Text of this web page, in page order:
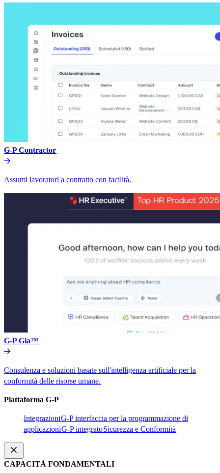
G-P Contractor​​
Assumi lavoratori a contratto con facilità.​​
G-P Gia™​​
Consulenza e soluzioni basate sull'intelligenza artificiale per la
conformità delle risorse umane.​​
Piattaforma G-P​​
Integrazioni​​G-P interfaccia per la programmazione di
applicazioni​​G-P integrato​​Sicurezza e Conformità​​
CAPACITÀ FONDAMENTALI​​